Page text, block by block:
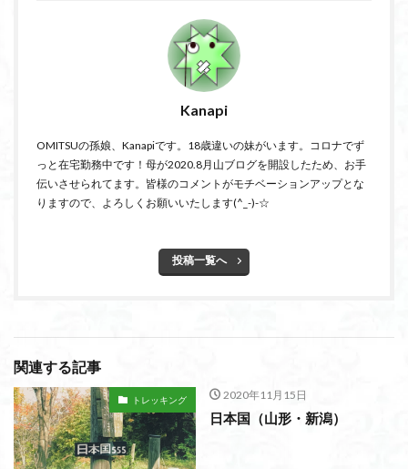
Kanapi
OMITSUの孫娘、Kanapiです。18歳違いの妹がいます。コロナでず
っと在宅勤務中です！母が2020.8月山ブログを開設したため、お手
伝いさせられてます。皆様のコメントがモチベーションアップとな
りますので、よろしくお願いいたします(^_-)-☆
投稿一覧へ
関連する記事
トレッキング 2020年11月15日
日本国（山形・新潟）